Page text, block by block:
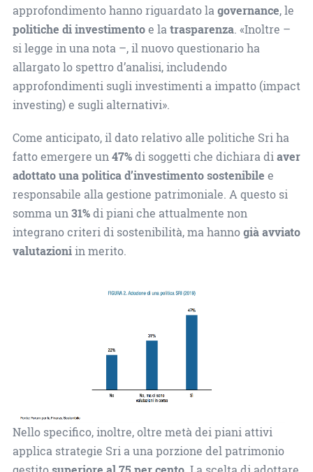
approfondimento hanno riguardato lagovernance, le
politiche di investimentoe latrasparenza. «Inoltre –
si legge in una nota –, il nuovo questionario ha
allargato lo spettro d’analisi, includendo
approfondimenti sugli investimenti a impatto (impact
investing) e sugli alternativi».
Come anticipato, il dato relativo alle politiche Sri ha
fatto emergere un47%di soggetti che dichiara diaver
adottato una politica d’investimento sostenibile e
responsabile alla gestione patrimoniale. A questo si
somma un31%di piani che attualmente non
integrano criteri di sostenibilità, ma hannogià avviato
valutazioniin merito.
Nello specifico, inoltre, oltre metà dei piani attivi
applica strategie Sri a una porzione del patrimonio